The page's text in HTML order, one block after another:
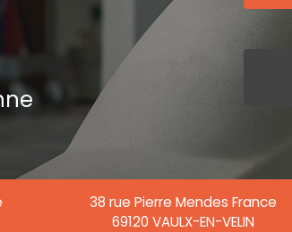
de textile
de chantier
de vitre
38 rue Pierre Mendes France
69120 VAULX-EN-VELIN